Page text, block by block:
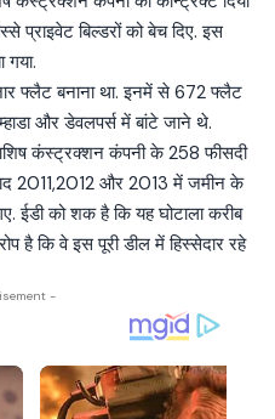
बिल्डरों को बेच दिए. इस
गया.
फ्लैट बनाना था. इनमें से 672 फ्लैट
और डेवलपर्स में बांटे जाने थे.
कंस्ट्रक्शन कंपनी के 258 फीसदी
2011,2012 और 2013 में जमीन के
ईडी को शक है कि यह घोटाला करीब
है कि वे इस पूरी डील में हिस्सेदार रहे
-